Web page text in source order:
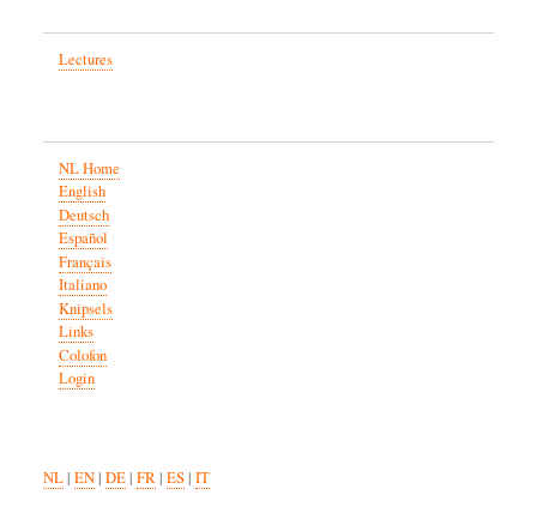
Lectures
NL Home
English
Deutsch
Español
Français
Italiano
Knipsels
Links
Colofon
Login
NL| EN| DE| FR| ES| IT